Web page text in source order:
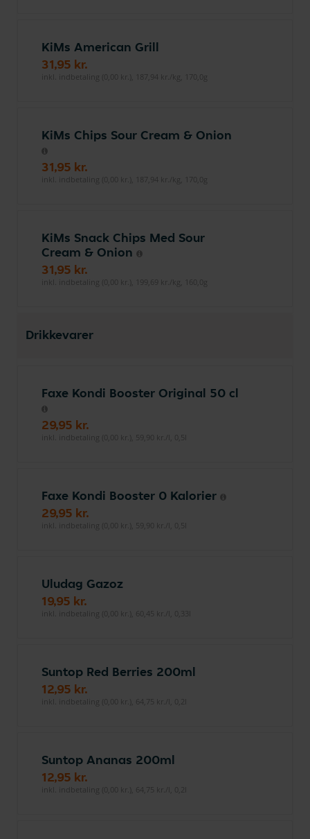
KiMs American Grill
31,95 kr.
inkl. indbetaling (0,00 kr.), 187,94 kr./kg, 170,0g
KiMs Chips Sour Cream & Onion
31,95 kr.
inkl. indbetaling (0,00 kr.), 187,94 kr./kg, 170,0g
KiMs Snack Chips Med Sour
Cream & Onion
31,95 kr.
inkl. indbetaling (0,00 kr.), 199,69 kr./kg, 160,0g
Drikkevarer
Faxe Kondi Booster Original 50 cl
29,95 kr.
inkl. indbetaling (0,00 kr.), 59,90 kr./l, 0,5l
Faxe Kondi Booster 0 Kalorier
29,95 kr.
inkl. indbetaling (0,00 kr.), 59,90 kr./l, 0,5l
Uludag Gazoz
19,95 kr.
inkl. indbetaling (0,00 kr.), 60,45 kr./l, 0,33l
Suntop Red Berries 200ml
12,95 kr.
inkl. indbetaling (0,00 kr.), 64,75 kr./l, 0,2l
Suntop Ananas 200ml
12,95 kr.
inkl. indbetaling (0,00 kr.), 64,75 kr./l, 0,2l